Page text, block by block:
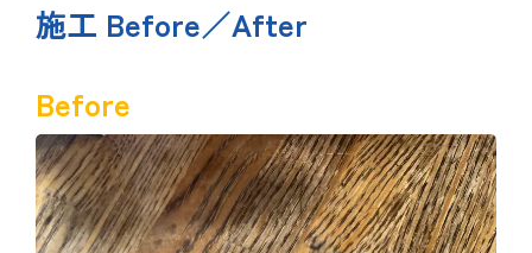
施工 Before／After
Before